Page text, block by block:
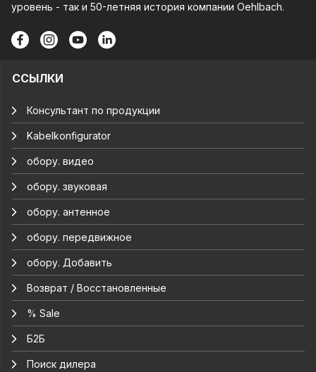
уровень - так и 50-летняя история компании Oehlbach.
ССЫЛКИ
Консультант по продукции
Kabelkonfigurator
обору. видео
обору. звуковая
обору. антенное
обору. передвижное
обору. Добавить
Возврат / Восстановленные
% Sale
Б2Б
Поиск дилера